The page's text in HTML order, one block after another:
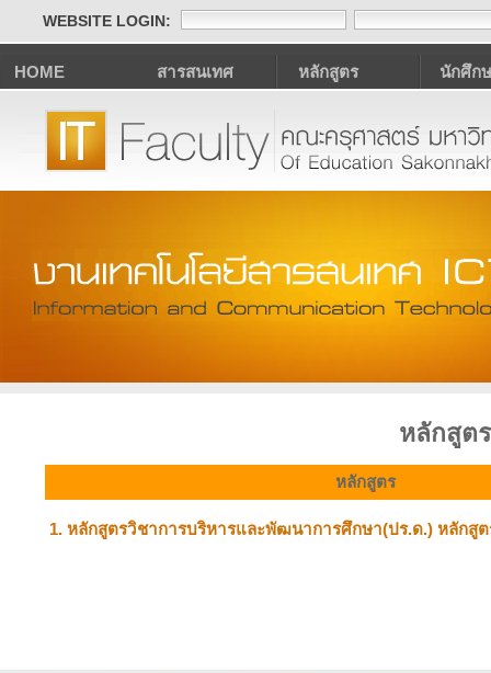
WEBSITE LOGIN:
HOME สารสนเทศ หลักสูตร นักศึก
หลักสูต
หลักสูตร
1. หลักสูตรวิชาการบริหารและพัฒนาการศึกษา(ปร.ด.) หลักสูต